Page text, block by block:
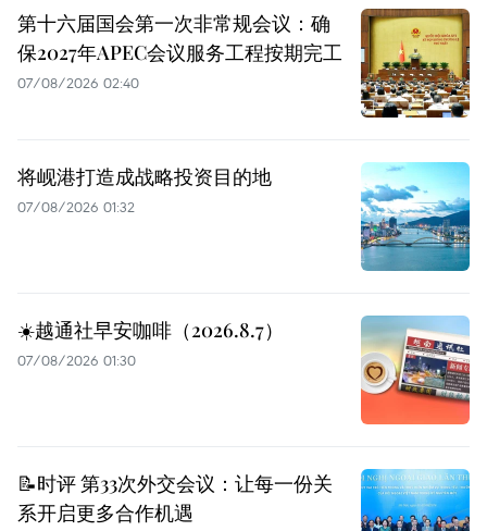
第十六届国会第一次非常规会议：确
保2027年APEC会议服务工程按期完工
07/08/2026 02:40
将岘港打造成战略投资目的地
07/08/2026 01:32
☀️越通社早安咖啡（2026.8.7）
07/08/2026 01:30
📝时评 第33次外交会议：让每一份关
系开启更多合作机遇